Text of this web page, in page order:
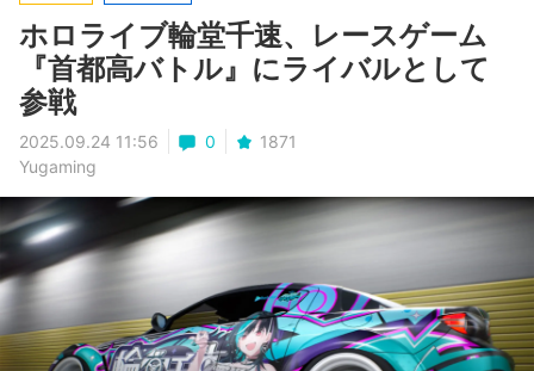
ホロライブ輪堂千速、レースゲーム
『首都高バトル』にライバルとして
参戦
2025.09.24 11:56 0
1871
Yugaming